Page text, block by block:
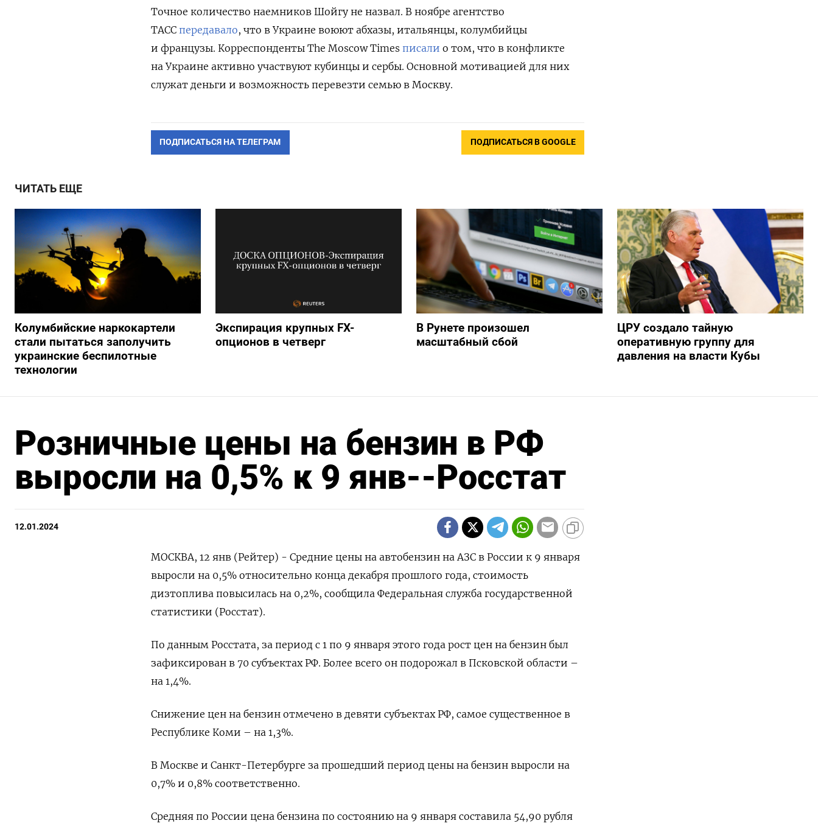
Точное количество наемников Шойгу не назвал. В ноябре агентство
ТАСС передавало, что в Украине воюют абхазы, итальянцы, колумбийцы
и французы. Корреспонденты The Moscow Times писали о том, что в конфликте
на Украине активно участвуют кубинцы и сербы. Основной мотивацией для них
служат деньги и возможность перевезти семью в Москву.
ПОДПИСАТЬСЯ НА ТЕЛЕГРАМ ПОДПИСАТЬСЯ В GOOGLE
ЧИТАТЬ ЕЩЕ
Колумбийские наркокартели
стали пытаться заполучить
украинские беспилотные
технологии
Экспирация крупных FX-
опционов в четверг
В Рунете произошел
масштабный сбой
ЦРУ создало тайную
оперативную группу для
давления на власти Кубы
Розничные цены на бензин в РФ
выросли на 0,5% к 9 янв--Росстат
12.01.2024
МОСКВА, 12 янв (Рейтер) - Средние цены на автобензин на АЗС в России к 9 января
выросли на 0,5% относительно конца декабря прошлого года, стоимость
дизтоплива повысилась на 0,2%, сообщила Федеральная служба государственной
статистики (Росстат).
По данным Росстата, за период с 1 по 9 января этого года рост цен на бензин был
зафиксирован в 70 субъектах РФ. Более всего он подорожал в Псковской области –
на 1,4%.
Снижение цен на бензин отмечено в девяти субъектах РФ, самое существенное в
Республике Коми – на 1,3%.
В Москве и Санкт-Петербурге за прошедший период цены на бензин выросли на
0,7% и 0,8% соответственно.
Средняя по России цена бензина по состоянию на 9 января составила 54,90 рубля